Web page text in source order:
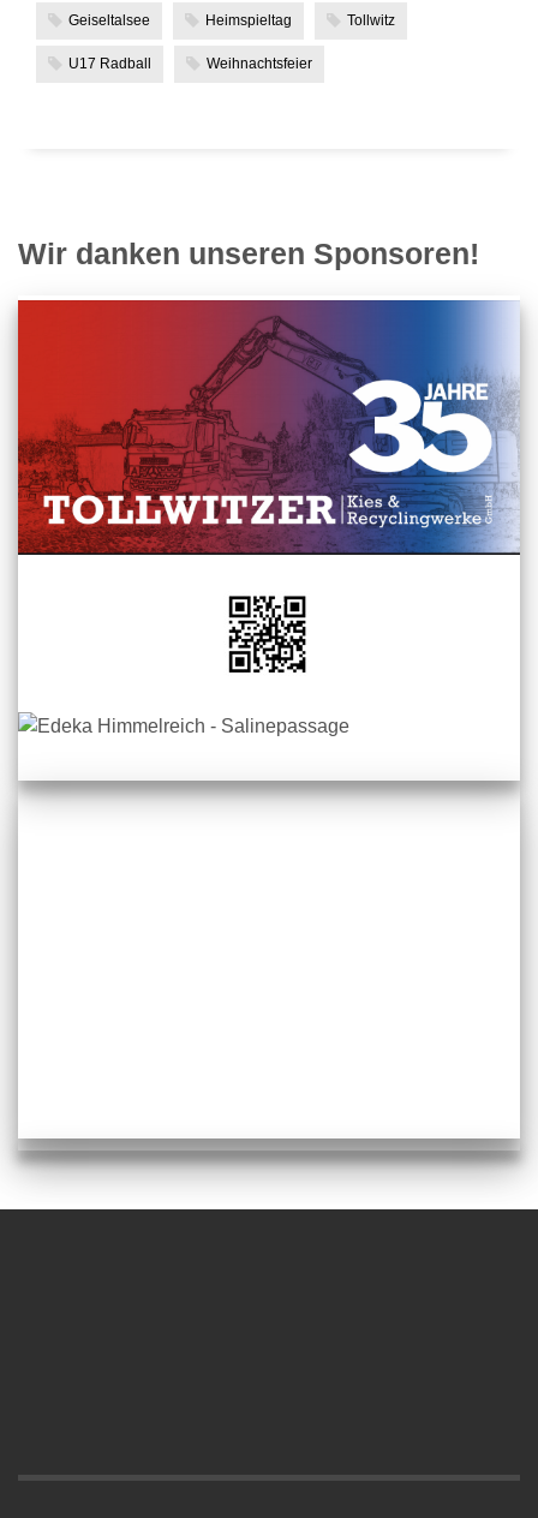
Geiseltalsee Heimspieltag Tollwitz
U17 Radball Weihnachtsfeier
Wir danken unseren Sponsoren!